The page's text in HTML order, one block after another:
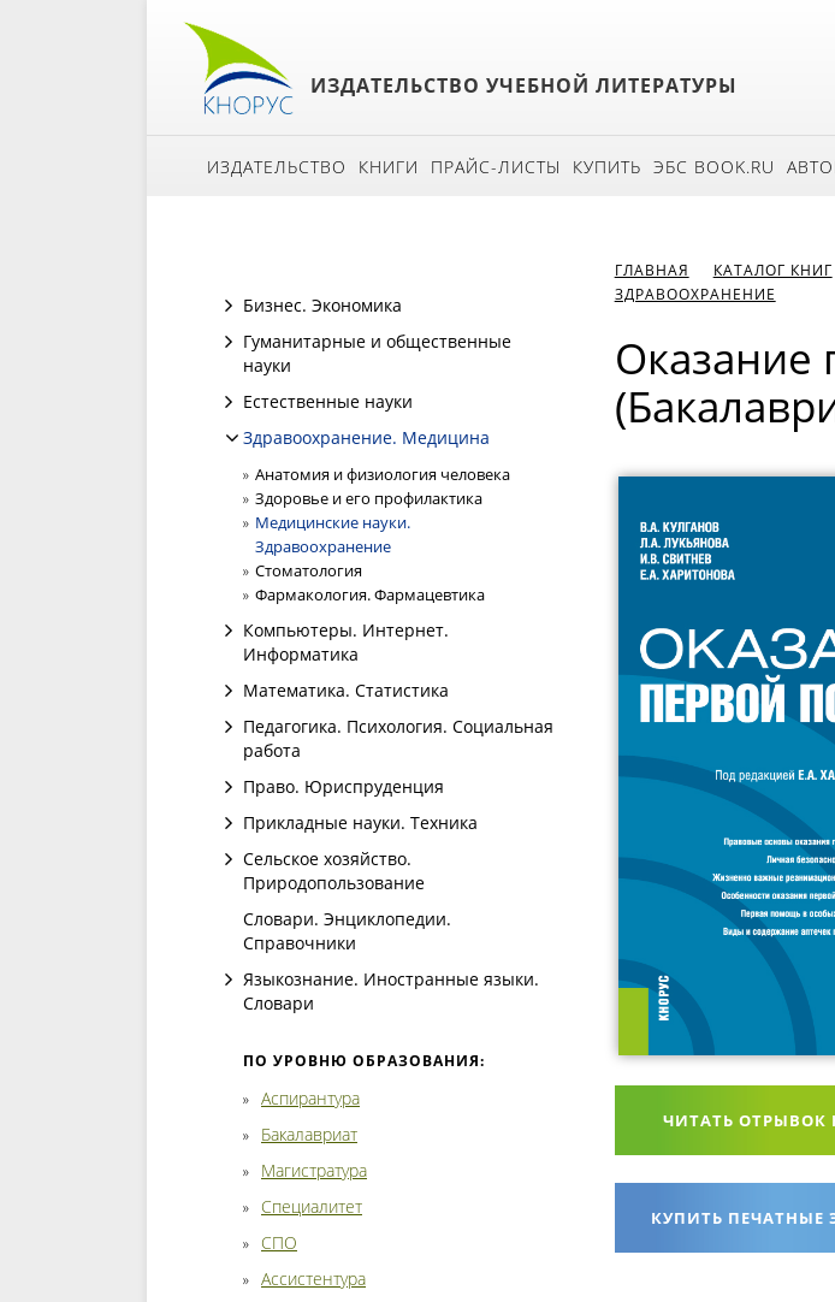
ИЗДАТЕЛЬСТВО УЧЕБНОЙ ЛИТЕРАТУРЫ
ИЗДАТЕЛЬСТВО КНИГИ ПРАЙС-ЛИСТЫ КУПИТЬ ЭБС BOOK.RU
Бизнес. Экономика
Гуманитарные и общественные
науки
Естественные науки
Здравоохранение. Медицина
Анатомия и физиология человека
Здоровье и его профилактика
Медицинские науки.
Здравоохранение
Стоматология
Фармакология. Фармацевтика
Компьютеры. Интернет.
Информатика
Математика. Статистика
Педагогика. Психология. Социальная
работа
Право. Юриспруденция
Прикладные науки. Техника
Сельское хозяйство.
Природопользование
Словари. Энциклопедии.
Справочники
Языкознание. Иностранные языки.
Словари
ПО УРОВНЮ ОБРАЗОВАНИЯ:
Аспирантура
Бакалавриат
Магистратура
Специалитет
СПО
Ассистентура
ГЛАВНАЯ КАТАЛОГ КНИГ
ЗДРАВООХРАНЕНИЕ
ЧИТАТЬ ОТРЫВОК
КУПИТЬ ПЕЧАТНЫЕ